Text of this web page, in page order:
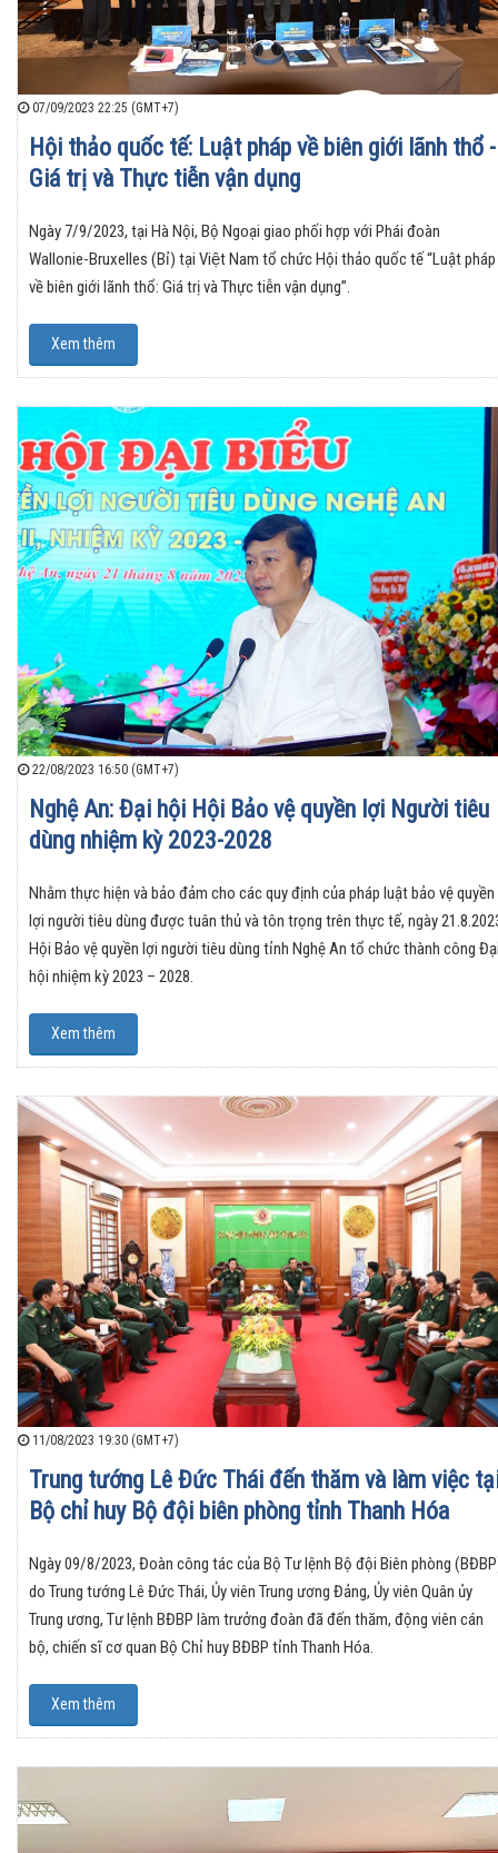
07/09/2023 22:25 (GMT+7)
Hội thảo quốc tế: Luật pháp về biên giới lãnh thổ -
Giá trị và Thực tiễn vận dụng
Ngày 7/9/2023, tại Hà Nội, Bộ Ngoại giao phối hợp với Phái đoàn
Wallonie-Bruxelles (Bỉ) tại Việt Nam tổ chức Hội thảo quốc tế “Luật pháp
về biên giới lãnh thổ: Giá trị và Thực tiễn vận dụng”.
Xem thêm
22/08/2023 16:50 (GMT+7)
Nghệ An: Đại hội Hội Bảo vệ quyền lợi Người tiêu
dùng nhiệm kỳ 2023-2028
Nhằm thực hiện và bảo đảm cho các quy định của pháp luật bảo vệ quyền
lợi người tiêu dùng được tuân thủ và tôn trọng trên thực tế, ngày
Hội Bảo vệ quyền lợi người tiêu dùng tỉnh Nghệ An tổ chức thành công
hội nhiệm kỳ 2023 – 2028.
Xem thêm
11/08/2023 19:30 (GMT+7)
Trung tướng Lê Đức Thái đến thăm và làm việc
Bộ chỉ huy Bộ đội biên phòng tỉnh Thanh Hóa
Ngày 09/8/2023, Đoàn công tác của Bộ Tư lệnh Bộ đội Biên phòng
do Trung tướng Lê Đức Thái, Ủy viên Trung ương Đảng, Ủy viên Quân ủy
Trung ương, Tư lệnh BĐBP làm trưởng đoàn đã đến thăm, động viên cán
bộ, chiến sĩ cơ quan Bộ Chỉ huy BĐBP tỉnh Thanh Hóa.
Xem thêm